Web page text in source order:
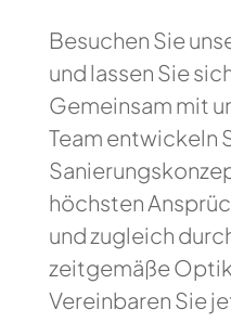
Besuchen Sie
und lassen Sie
Gemeinsam mit
Team entwickeln
höchsten
und zugleich
zeitgemäße
Vereinbaren Sie